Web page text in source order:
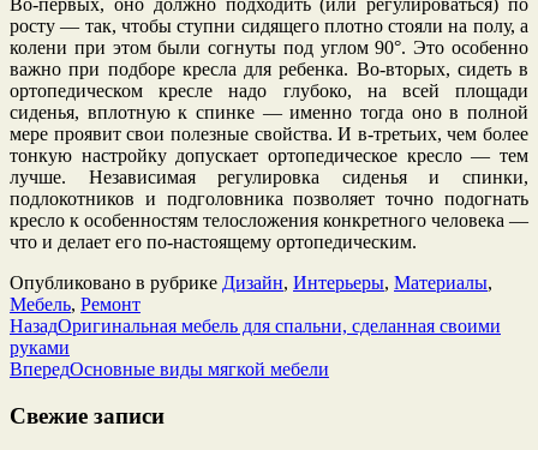
Во-первых, оно должно подходить (или регулироваться) по
росту — так, чтобы ступни сидящего плотно стояли на полу, а
колени при этом были согнуты под углом 90°. Это особенно
важно при подборе кресла для ребенка. Во-вторых, сидеть в
ортопедическом кресле надо глубоко, на всей площади
сиденья, вплотную к спинке — именно тогда оно в полной
мере проявит свои полезные свойства. И в-третьих, чем более
тонкую настройку допускает ортопедическое кресло — тем
лучше. Независимая регулировка сиденья и спинки,
подлокотников и подголовника позволяет точно подогнать
кресло к особенностям телосложения конкретного человека —
что и делает его по-настоящему ортопедическим.
Опубликовано в рубрике Дизайн, Интерьеры, Материалы,
Мебель, Ремонт
НазадОригинальная мебель для спальни, сделанная своими
руками
ВпередОсновные виды мягкой мебели
Свежие записи